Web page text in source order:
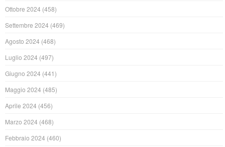
Ottobre 2024 (458)
Settembre 2024 (469)
Agosto 2024 (468)
Luglio 2024 (497)
Giugno 2024 (441)
Maggio 2024 (485)
Aprile 2024 (456)
Marzo 2024 (468)
Febbraio 2024 (460)